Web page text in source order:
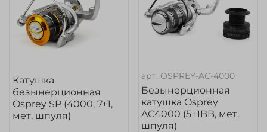
Катушка
безынерционная
Osprey SP (4000, 7+1,
мет. шпуля)
арт. OSPREY-AС-4000
Безынерционная
катушка Osprey
AС4000 (5+1BB, мет.
шпуля)